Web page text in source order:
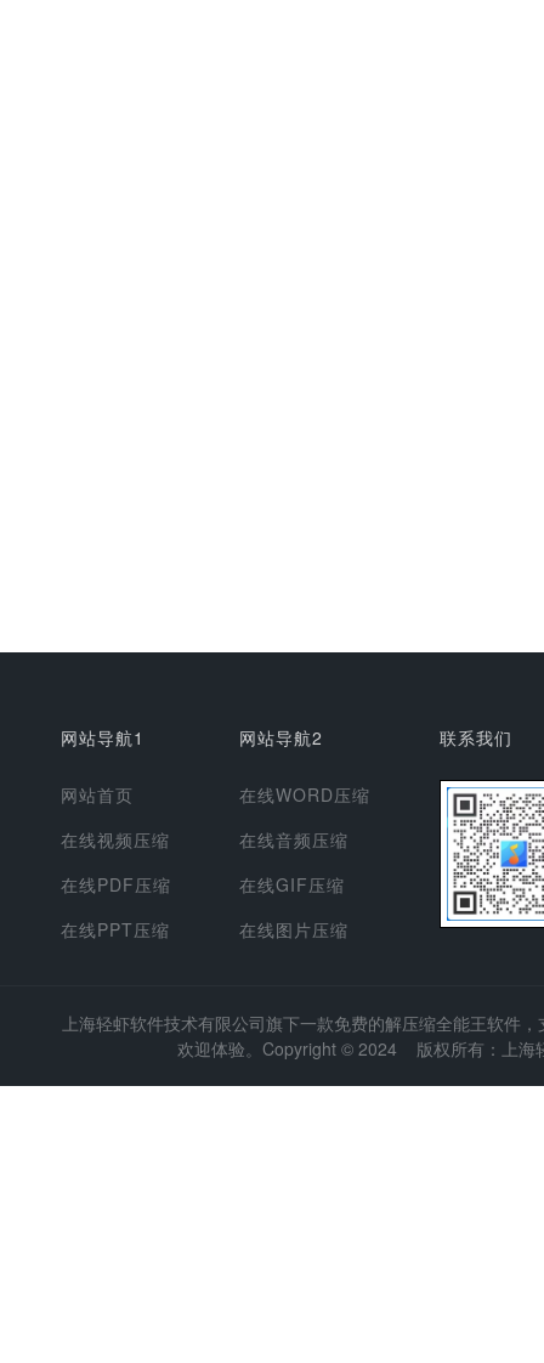
网站导航1
网站首页
在线视频压缩
在线PDF压缩
在线PPT压缩
网站导航2
在线WORD压缩
在线音频压缩
在线GIF压缩
在线图片压缩
联系我们
上海轻虾软件技术有限公司旗下一款免费的解压缩全能王软件
欢迎体验。Copyright © 2024 版权所有：上